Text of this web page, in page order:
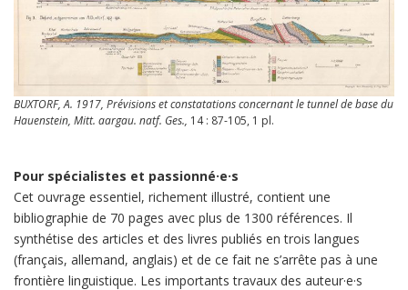
BUXTORF, A. 1917, Prévisions et constatations concernant le tunnel de base du
Hauenstein, Mitt. aargau. natf. Ges., 14 : 87-105, 1 pl.
Pour spécialistes et passionné·e·s
Cet ouvrage essentiel, richement illustré, contient une
bibliographie de 70 pages avec plus de 1300 références. Il
synthétise des articles et des livres publiés en trois langues
(français, allemand, anglais) et de ce fait ne s’arrête pas à une
frontière linguistique. Les importants travaux des auteur·e·s